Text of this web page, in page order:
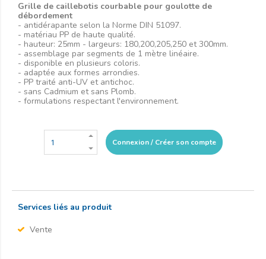
Grille de caillebotis courbable pour goulotte de
débordement
- antidérapante selon la Norme DIN 51097.
- matériau PP de haute qualité.
- hauteur: 25mm - largeurs: 180,200,205,250 et 300mm.
- assemblage par segments de 1 mètre linéaire.
- disponible en plusieurs coloris.
- adaptée aux formes arrondies.
- PP traité anti-UV et antichoc.
- sans Cadmium et sans Plomb.
- formulations respectant l'environnement.
Connexion / Créer son compte
Services liés au produit
Vente